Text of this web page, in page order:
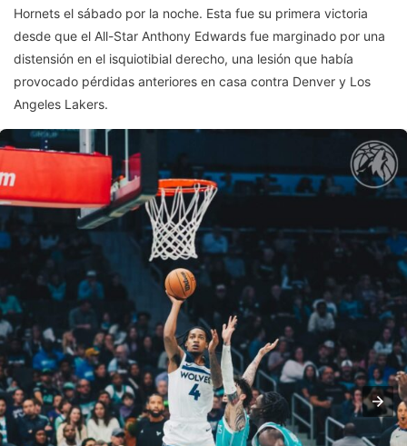
Hornets el sábado por la noche. Esta fue su primera victoria
desde que el All-Star Anthony Edwards fue marginado por una
distensión en el isquiotibial derecho, una lesión que había
provocado pérdidas anteriores en casa contra Denver y Los
Angeles Lakers.